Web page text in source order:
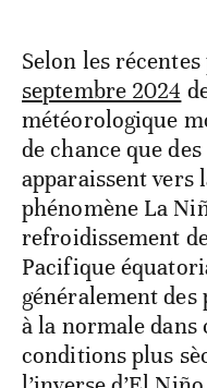
Selon les
septembre 2024
météorologique
de chance que
apparaissent vers
phénomène La
refroidissement
Pacifique
généralement
à la normale dans
conditions plus